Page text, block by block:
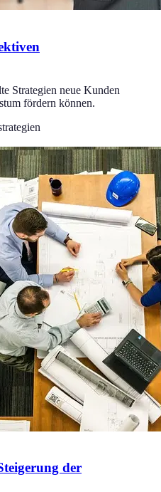
Strategien neue Kunden
fördern können.
der